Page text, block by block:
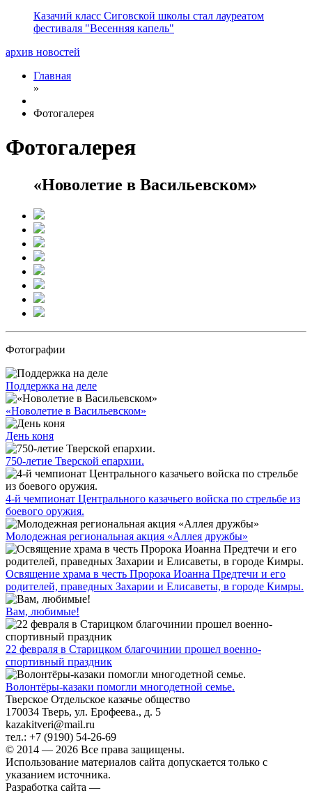
Казачий класс Сиговской школы стал лауреатом
фестиваля "Весенняя капель"
архив новостей
Главная
»
Фотогалерея
Фотогалерея
«Новолетие в Васильевском»
Фотографии
Поддержка на деле
«Новолетие в Васильевском»
День коня
750-летие Тверской епархии.
4-й чемпионат Центрального казачьего войска по стрельбе из
боевого оружия.
Молодежная региональная акция «Аллея дружбы»
Освящение храма в честь Пророка Иоанна Предтечи и его
родителей, праведных Захарии и Елисаветы, в городе Кимры.
Вам, любимые!
22 февраля в Старицком благочинии прошел военно-
спортивный праздник
Волонтёры-казаки помогли многодетной семье.
Тверское Отдельское казачье общество
170034 Тверь, ул. Ерофеева., д. 5
kazakitveri@mail.ru
тел.: +7 (9190) 54-26-69
© 2014 — 2026 Все права защищены.
Использование материалов сайта допускается только с
указанием источника.
Разработка сайта —